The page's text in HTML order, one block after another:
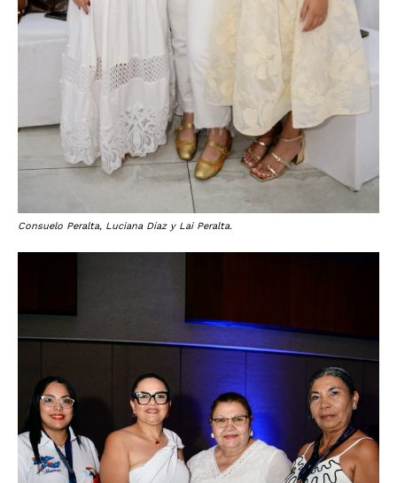
Consuelo Peralta, Luciana Díaz y Lai Peralta.